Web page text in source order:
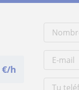
€/h